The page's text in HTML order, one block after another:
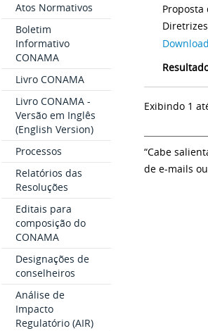
Atos Normativos
Boletim
Informativo
CONAMA
Livro CONAMA
Livro CONAMA -
Versão em Inglês
(English Version)
Processos
Relatórios das
Resoluções
Editais para
composição do
CONAMA
Designações de
conselheiros
Análise de
Impacto
Regulatório (AIR)
Proposta
Download
Exibindo 1
“Cabe
de e-mails